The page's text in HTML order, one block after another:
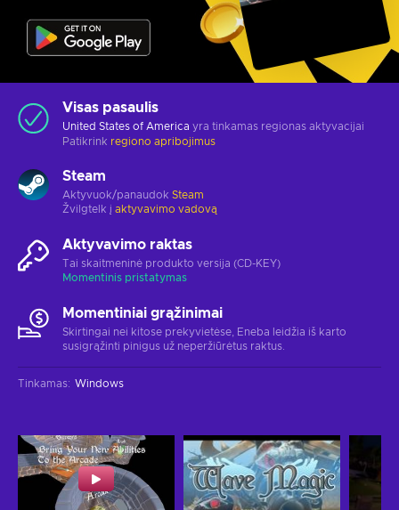
Visas pasaulis
United States of America yra tinkamas regionas aktyvacijai
Patikrink regiono apribojimus
Steam
Aktyvuok/panaudok Steam
Žvilgtelk į aktyvavimo vadovą
Aktyvavimo raktas
Tai skaitmeninė produkto versija (CD-KEY)
Momentinis pristatymas
Momentiniai grąžinimai
Skirtingai nei kitose prekyvietėse, Eneba leidžia iš karto
susigrąžinti pinigus už neperžiūrėtus raktus.
Tinkamas: Windows